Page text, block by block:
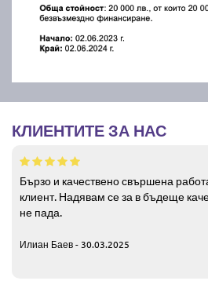
КЛИЕНТИТЕ ЗА НАС
Бързо и качествено свършена
клиент. Надявам се за в бъдеще
не пада.
Илиан Баев - 30.03.2025